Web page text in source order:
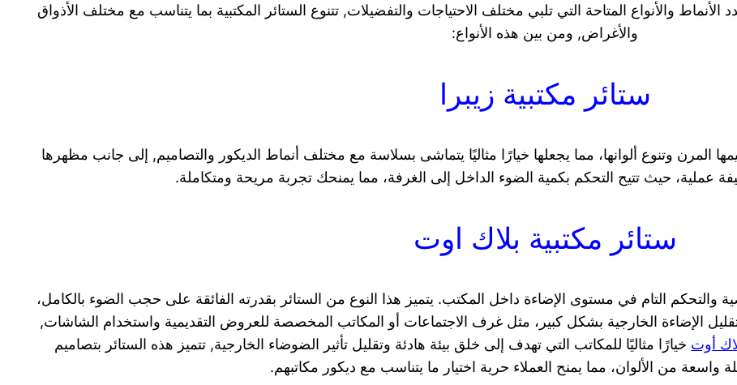
والأنواع المتاحة التي تلبي مختلف الاحتياجات والتفضيلات, تتنوع الستائر المكتبية بما يتناسب مع مختلف الأذواق
والأغراض, ومن بين هذه الأنواع:
ستائر مكتبية زيبرا
المرن وتنوع ألوانها، مما يجعلها خيارًا مثاليًا يتماشى بسلاسة مع مختلف أنماط الديكور والتصاميم, إلى جانب مظهرها
عملية، حيث تتيح التحكم بكمية الضوء الداخل إلى الغرفة، مما يمنحك تجربة مريحة ومتكاملة.
ستائر مكتبية بلاك اوت
والتحكم التام في مستوى الإضاءة داخل المكتب. يتميز هذا النوع من الستائر بقدرته الفائقة على حجب الضوء بالكامل،
الإضاءة الخارجية بشكل كبير، مثل غرف الاجتماعات أو المكاتب المخصصة للعروض التقديمية واستخدام الشاشات,
أوت خيارًا مثاليًا للمكاتب التي تهدف إلى خلق بيئة هادئة وتقليل تأثير الضوضاء الخارجية, تتميز هذه الستائر بتصاميم
واسعة من الألوان، مما يمنح العملاء حرية اختيار ما يتناسب مع ديكور مكاتبهم.